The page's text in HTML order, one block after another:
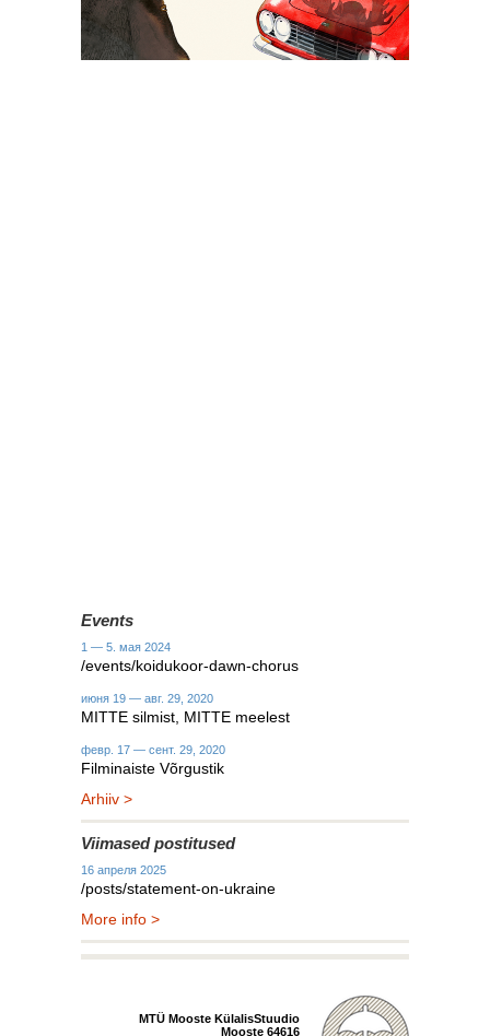
Events
1 — 5. мая 2024
/events/koidukoor-dawn-chorus
июня 19 — авг. 29, 2020
MITTE silmist, MITTE meelest
февр. 17 — сент. 29, 2020
Filminaiste Võrgustik
Arhiiv >
Viimased postitused
16 апреля 2025
/posts/statement-on-ukraine
More info >
MTÜ Mooste KülalisStuudio
Mooste 64616